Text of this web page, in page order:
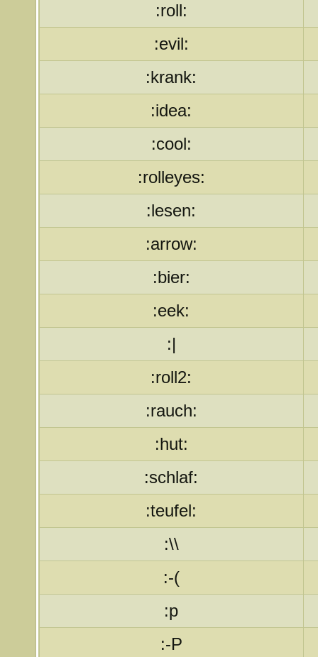
:roll:
:evil:
:krank:
:idea:
:cool:
:rolleyes:
:lesen:
:arrow:
:bier:
:eek:
:|
:roll2:
:rauch:
:hut:
:schlaf:
:teufel:
:\\
:-(
:p
:-P